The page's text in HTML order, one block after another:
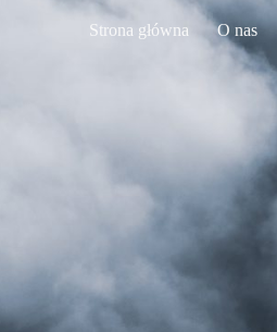
Skip to main
Strona główna O nas